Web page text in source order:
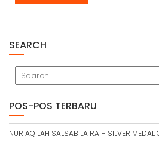
SEARCH
POS-POS TERBARU
NUR AQILAH SALSABILA RAIH SILVER